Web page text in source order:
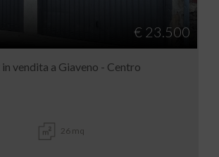
€ 23.500
vendita a Giaveno - Centro
26 mq